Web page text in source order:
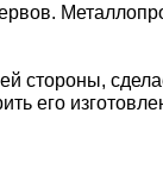
стороны,
его